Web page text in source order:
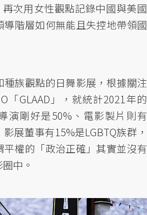
次用女性觀點記錄中國與美國
導階層如何無能且失控地帶領國
種族觀點的日舞影展，根據關注
「GLAAD」，就統計2021年的
演剛好是50%、電影製片則有
展董事有15%是LGBTQ族群，
平權的「政治正確」其實並沒有
中。